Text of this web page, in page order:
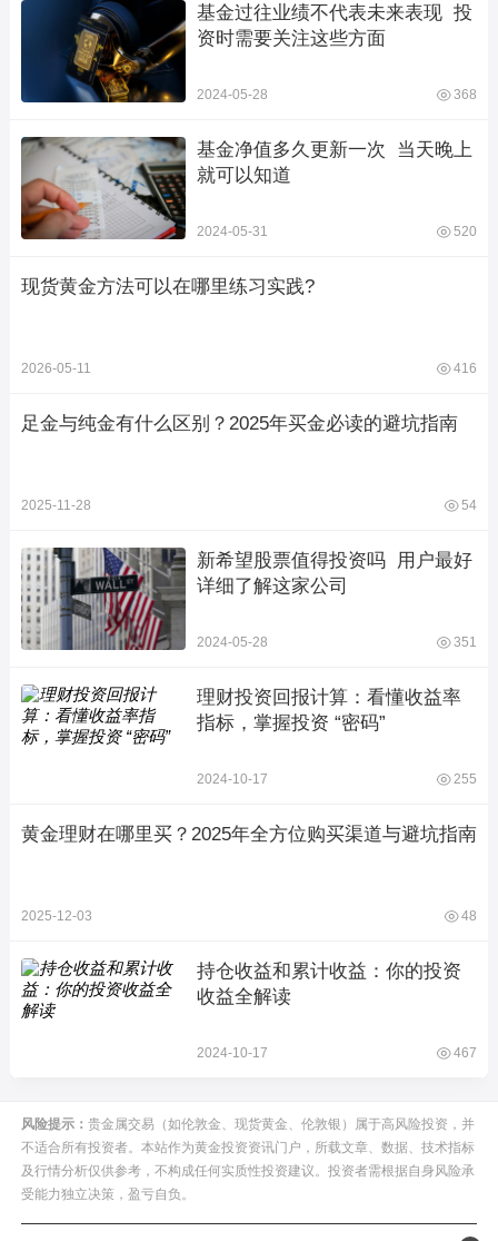
基金过往业绩不代表未来表现  投
资时需要关注这些方面
2024-05-28 368
基金净值多久更新一次  当天晚上
就可以知道
2024-05-31 520
现货黄金方法可以在哪里练习实践?
2026-05-11 416
足金与纯金有什么区别？2025年买金必读的避坑指南
2025-11-28 54
新希望股票值得投资吗  用户最好
详细了解这家公司
2024-05-28 351
理财投资回报计算：看懂收益率
指标，掌握投资 “密码”
2024-10-17 255
黄金理财在哪里买？2025年全方位购买渠道与避坑指南
2025-12-03 48
持仓收益和累计收益：你的投资
收益全解读
2024-10-17 467
风险提示： 贵金属交易（如伦敦金、现货黄金、伦敦银）属于高风险投资，并
不适合所有投资者。本站作为黄金投资资讯门户，所载文章、数据、技术指标
及行情分析仅供参考，不构成任何实质性投资建议。投资者需根据自身风险承
受能力独立决策，盈亏自负。